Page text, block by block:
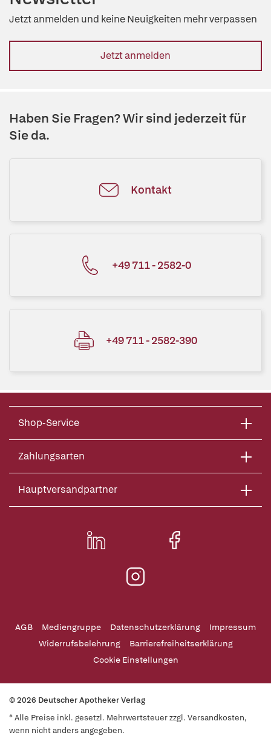
Jetzt anmelden und keine Neuigkeiten mehr verpassen
Jetzt anmelden
Haben Sie Fragen? Wir sind jederzeit für
Sie da.
Kontakt
+49 711 - 2582-0
+49 711 - 2582-390
Shop-Service
Zahlungsarten
Hauptversandpartner
AGB Mediengruppe Datenschutzerklärung
Impressum
Widerrufsbelehrung
Barrierefreiheitserklärung
Cookie Einstellungen
© 2026 Deutscher Apotheker Verlag
* Alle Preise inkl. gesetzl. Mehrwertsteuer zzgl. Versandkosten,
wenn nicht anders angegeben.